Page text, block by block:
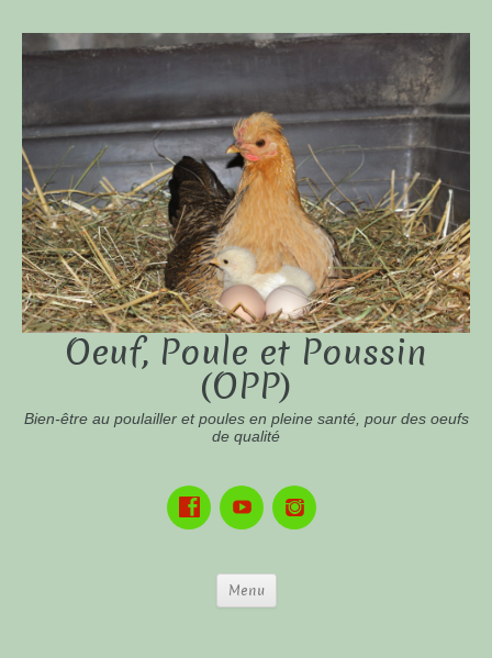
Oeuf, Poule et Poussin
(OPP)
Bien-être au poulailler et poules en pleine santé, pour des oeufs
de qualité
Menu